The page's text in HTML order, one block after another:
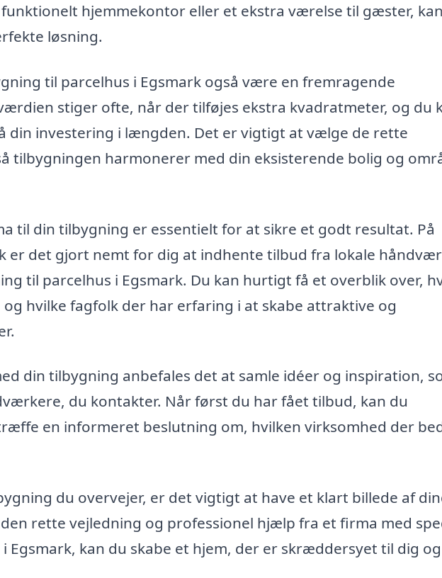
hjemmekontor eller et ekstra værelse til gæster,
løsning.
til parcelhus i Egsmark også være en fremragende
stiger ofte, når der tilføjes ekstra kvadratmeter, og du
din investering i længden. Det er vigtigt at vælge de rette
tilbygningen harmonerer med din eksisterende bolig og
til din tilbygning er essentielt for at sikre et godt resultat. På
er det gjort nemt for dig at indhente tilbud fra lokale
til parcelhus i Egsmark. Du kan hurtigt få et overblik over,
hvilke fagfolk der har erfaring i at skabe attraktive og
din tilbygning anbefales det at samle idéer og inspiration,
du kontakter. Når først du har fået tilbud, kan du
en informeret beslutning om, hvilken virksomhed der
du overvejer, er det vigtigt at have et klart billede af
rette vejledning og professionel hjælp fra et firma med
Egsmark, kan du skabe et hjem, der er skræddersyet til dig